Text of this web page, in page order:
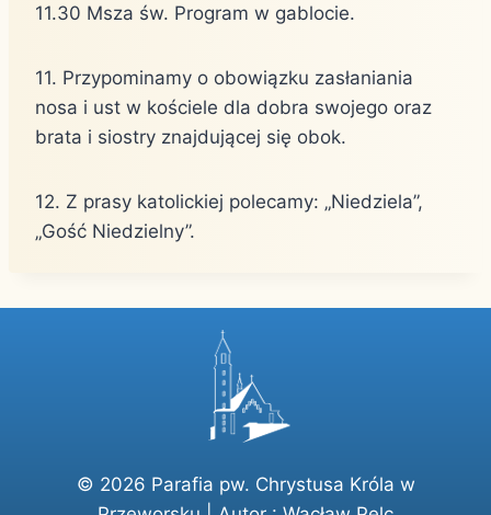
11.30 Msza św. Program w gablocie.
11. Przypominamy o obowiązku zasłaniania
nosa i ust w kościele dla dobra swojego oraz
brata i siostry znajdującej się obok.
12. Z prasy katolickiej polecamy: „Niedziela”,
„Gość Niedzielny”.
© 2026 Parafia pw. Chrystusa Króla w